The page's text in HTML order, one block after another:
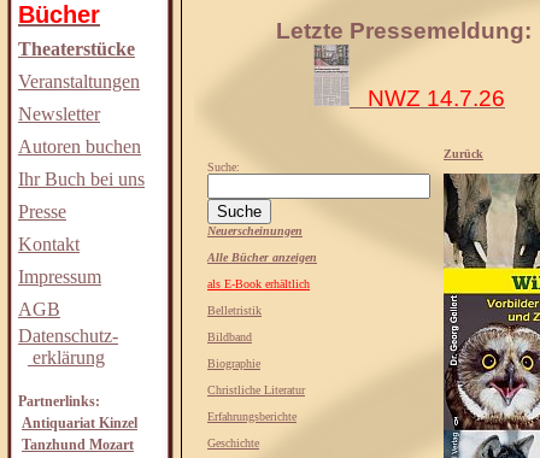
Bücher
Theaterstücke
Veranstaltungen
Newsletter
Autoren buchen
Ihr Buch bei uns
Presse
Kontakt
Impressum
AGB
Datenschutz-
erklärung
Partnerlinks:
Antiquariat Kinzel
Tanzhund Mozart
Letzte Pressemeldung:
NWZ 14.7.26
Suche:
Neuerscheinungen
Alle Bücher anzeigen
als E-Book erhältlich
Belletristik
Bildband
Biographie
Christliche Literatur
Erfahrungsberichte
Geschichte
Zurück